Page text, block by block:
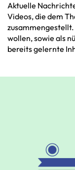
Aktuelle
Videos,die dem
zusammengestellt.
wollen,sowie als
bereitsgelernte